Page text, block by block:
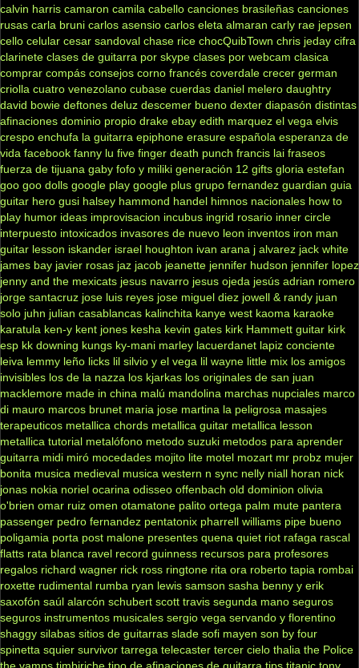
calvin harris camaron camila cabello canciones brasileñas canciones
rusas carla bruni carlos asensio carlos eleta almaran carly rae jepsen
cello celular cesar sandoval chase rice chocQuibTown chris jeday cifra
clarinete clases de guitarra por skype clases por webcam clasica
comprar compás consejos corno francés coverdale crecer german
criolla cuatro venezolano cubase cuerdas daniel melero daughtry
david bowie deftones deluz descemer bueno dexter diapasón distintas
afinaciones dominio propio drake ebay edith marquez el vega elvis
crespo enchufa la guitarra epiphone erasure española esperanza de
vida facebook fanny lu five finger death punch francis lai fraseos
fuerza de tijuana gaby fofo y miliki generación 12 gifts gloria estefan
goo goo dolls google play google plus grupo fernandez guardian guia
guitar hero gusi halsey hammond handel himnos nacionales how to
play humor ideas improvisacion incubus ingrid rosario inner circle
interpuesto intoxicados invasores de nuevo leon inventos iron man
guitar lesson iskander israel houghton ivan arana j alvarez jack white
james bay javier rosas jaz jacob jeanette jennifer hudson jennifer lopez
jenny and the mexicats jesus navarro jesus ojeda jesús adrian romero
jorge santacruz jose luis reyes jose miguel diez jowell & randy juan
solo juhn julian casablancas kalinchita kanye west kaoma karaoke
karatula ken-y kent jones kesha kevin gates kirk Hammett guitar kirk
esp kk downing kungs ky-mani marley lacuerdanet lapiz conciente
leiva lemmy leño licks lil silvio y el vega lil wayne little mix los amigos
invisibles los de la nazza los kjarkas los originales de san juan
macklemore made in china malú mandolina marchas nupciales marco
di mauro marcos brunet maria jose martina la peligrosa masajes
terapeuticos metallica chords metallica guitar metallica lesson
metallica tutorial metalófono metodo suzuki metodos para aprender
guitarra midi miró mocedades mojito lite motel mozart mr probz mujer
bonita musica medieval musica western n sync nelly niall horan nick
jonas nokia noriel ocarina odisseo offenbach old dominion olivia
o'brien omar ruiz omen otamatone palito ortega palm mute pantera
passenger pedro fernandez pentatonix pharrell williams pipe bueno
poligamia porta post malone presentes quena quiet riot rafaga rascal
flatts rata blanca ravel record guinness recursos para profesores
regalos richard wagner rick ross ringtone rita ora roberto tapia rombai
roxette rudimental rumba ryan lewis samson sasha benny y erik
saxofón saúl alarcón schubert scott travis segunda mano seguros
seguros instrumentos musicales sergio vega servando y florentino
shaggy silabas sitios de guitarras slade sofi mayen son by four
spinetta squier survivor tarrega telecaster tercer cielo thalia the Police
the vamps timbiriche tipo de afinaciones de guitarra tips titanic tony